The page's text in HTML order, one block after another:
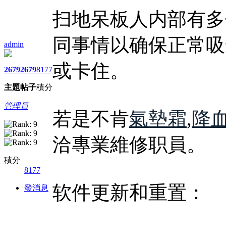
admin
2679
主題
2679
帖子
8177
積分
管理員
積分
8177
發消息
扫地呆板人内部有
同事情以确保正常
或卡住。
若是不肯氣墊霜,降
洽專業維修职員。
软件更新和重置：